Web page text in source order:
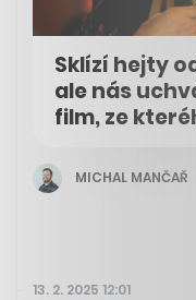
Sklízí hejty
ale nás
film, ze
MICHAL MANČAŘ
13. 2. 2025 12:01